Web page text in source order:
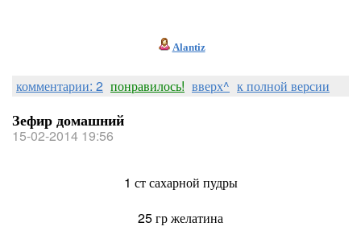
Alantiz
комментарии: 2 понравилось! вверх^ к полной версии
Зефир домашний
15-02-2014 19:56
1 ст сахарной пудры
25 гр желатина